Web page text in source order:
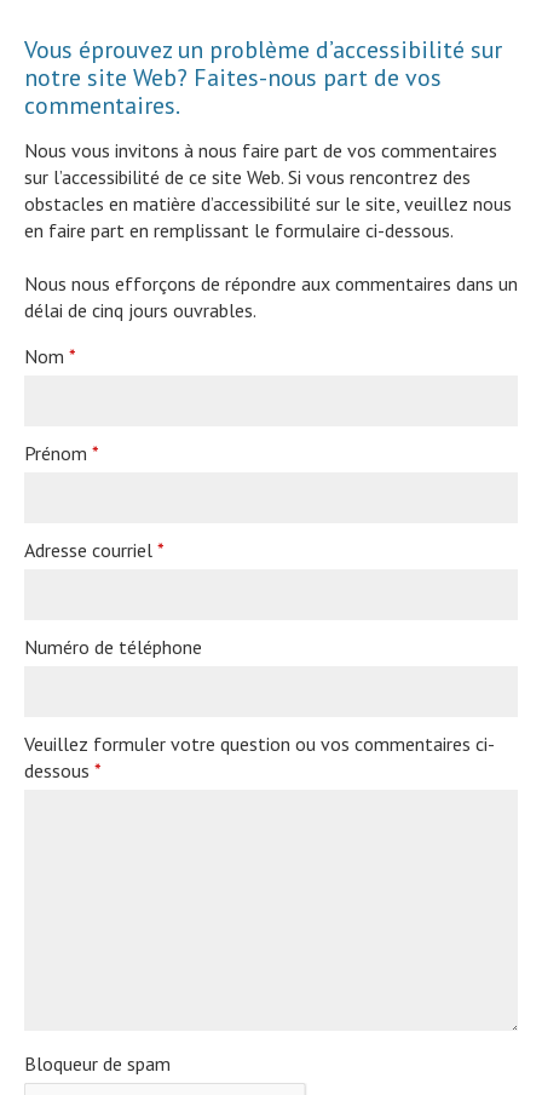
Vous éprouvez un problème d’accessibilité sur
notre site Web? Faites-nous part de vos
commentaires.
Nous vous invitons à nous faire part de vos commentaires
sur l’accessibilité de ce site Web. Si vous rencontrez des
obstacles en matière d’accessibilité sur le site, veuillez nous
en faire part en remplissant le formulaire ci-dessous.
Nous nous efforçons de répondre aux commentaires dans un
délai de cinq jours ouvrables.
Nom *
Prénom *
Adresse courriel *
Numéro de téléphone
Veuillez formuler votre question ou vos commentaires ci-
dessous *
Bloqueur de spam